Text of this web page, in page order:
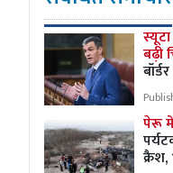
बढ़ी
पेरू में
क्रैश,